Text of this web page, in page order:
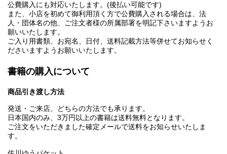
公費購入にも対応いたします。(後払い可能です)
また、小店を初めて御利用頂く方で公費購入される場合は、法
人・団体名の他、ご注文者様の所属部署を明記下さいますようお
願いいたします。
ご入り用書類、お宛名、日付、送料記載方法等併せてお知らせく
ださいますようお願いいたします。
書籍の購入について
商品引き渡し方法
発送・ご来店、どちらの方法でも承ります。
日本国内のみ、3万円以上の書籍は送料無料となります。
ご注文をいただきました確定メールで送料をお知らせいたしま
す。